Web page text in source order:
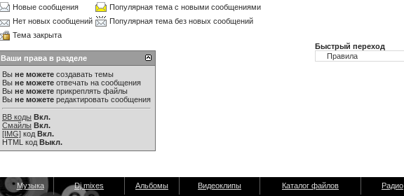
Новые сообщения
Популярная тема с новыми сообщениями
Нет новых сообщений
Популярная тема без новых сообщений
Тема закрыта
Ваши права в разделе
Вы не можете создавать темы
Вы не можете отвечать на сообщения
Вы не можете прикреплять файлы
Вы не можете редактировать сообщения
BB коды Вкл.
Смайлы Вкл.
[IMG] код Вкл.
HTML код Выкл.
Быстрый переход
Музыка Dj mixes Альбомы Видеоклипы Каталог файлов Радио